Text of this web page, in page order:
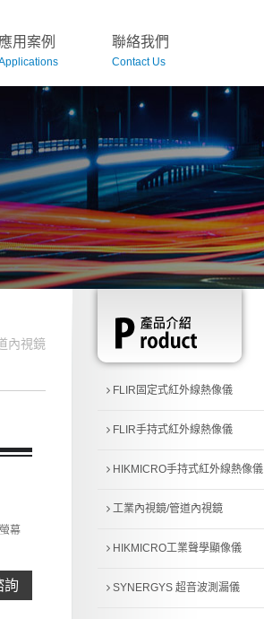
應用案例 聯絡我們
Contact Us
內視鏡
幕
詢
FLIR固定式紅外線熱像儀
FLIR手持式紅外線熱像儀
HIKMICRO手持式紅外線熱像儀
工業內視鏡/管道內視鏡
HIKMICRO工業聲學顯像儀
SYNERGYS 超音波測漏儀